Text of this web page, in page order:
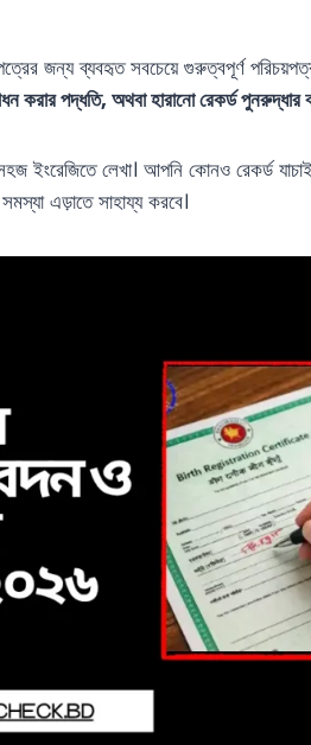
জন্য ব্যবহৃত সবচেয়ে গুরুত্বপূর্ণ
পদ্ধতি, অথবা হারানো রেকর্ড পুনরুদ্ধার
ইংরেজিতে লেখা। আপনি কোনও রেকর্ড
এড়াতে সাহায্য করবে।